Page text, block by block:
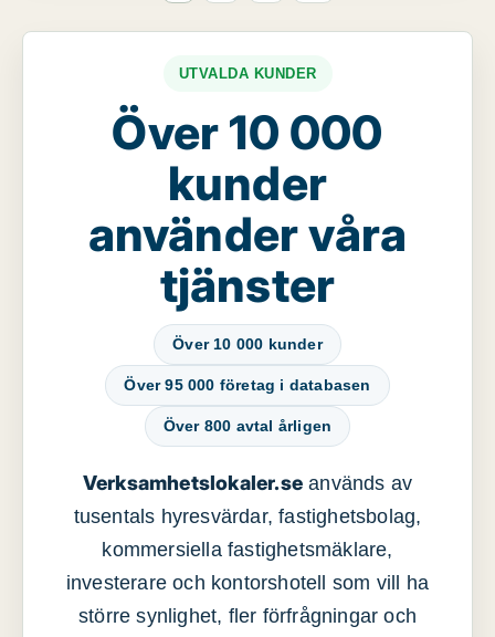
UTVALDA KUNDER
Över 10 000
kunder
använder våra
tjänster
Över 10 000 kunder
Över 95 000 företag i databasen
Över 800 avtal årligen
Verksamhetslokaler.se används av
tusentals hyresvärdar, fastighetsbolag,
kommersiella fastighetsmäklare,
investerare och kontorshotell som vill ha
större synlighet, fler förfrågningar och